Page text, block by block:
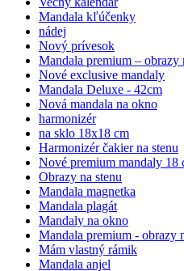
Mandala kľúčenky
nádej
Nový prívesok
Mandala premium – obrazy
Nové exclusive mandaly
Mandala Deluxe - 42cm
Nová mandala na okno
harmonizér
na sklo 18x18 cm
Harmonizér čakier na stenu
Nové premium mandaly 18
Obrazy na stenu
Mandala magnetka
Mandala plagát
Mandaly na okno
Mandala premium - obrazy
Mám vlastný rámik
Mandala anjel